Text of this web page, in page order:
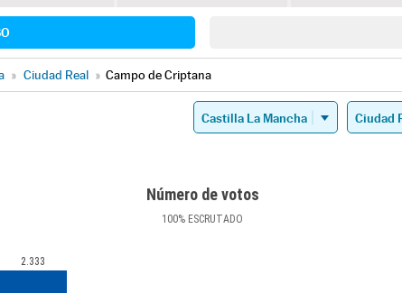
» Ciudad Real » Campo de Criptana
Número de votos
100% ESCRUTADO
2.333